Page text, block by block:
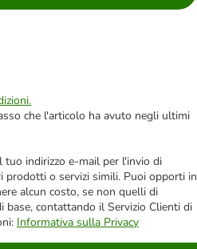
che l'articolo ha avuto negli ultimi
indirizzo e-mail per l'invio di
prodotti o servizi simili. Puoi opporti in
alcun costo, se non quelli di
contattando il Servizio Clienti di
Informativa sulla Privacy